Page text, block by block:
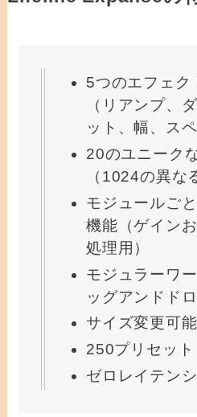
5つのエフェク
（リアンプ、
ット、幅、スペ
20のユニーク
（1024の異な
モジュールご
機能（ゲイン
処理用）
モジュラーワ
ッグアンドド
サイズ変更可
250プリセット
ゼロレイテン